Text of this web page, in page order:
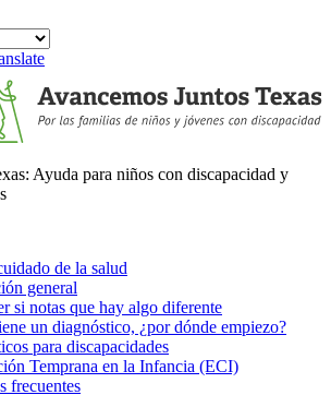
Ayuda para niños con discapacidad y
de la salud
general
si notas que hay algo diferente
un diagnóstico, ¿por dónde empiezo?
para discapacidades
Temprana en la Infancia (ECI)
frecuentes